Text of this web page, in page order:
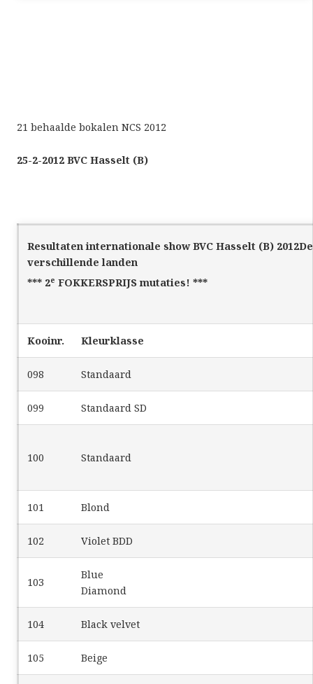
21 behaalde bokalen NCS 2012
25-2-2012 BVC Hasselt (B)
Resultaten internationale show BVC Hasselt (B) 2012
verschillende landen
*** 2e FOKKERSPRIJS mutaties! ***
Kooinr. Kleurklasse
098 Standaard
099 Standaard SD
100 Standaard
101 Blond
102 Violet BDD
103
Blue
Diamond
104 Black velvet
105 Beige